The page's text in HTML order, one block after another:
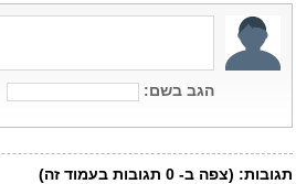
הגב בשם:
תגובות: (צפה ב- 0 תגובות בעמוד זה)